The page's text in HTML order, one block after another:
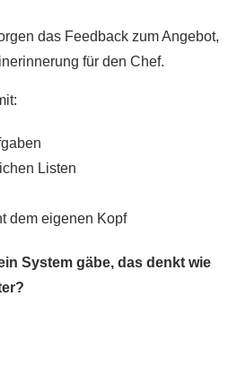
das Feedback zum Angebot,
für den Chef.
Listen
dem eigenen Kopf
System gäbe, das denkt wie